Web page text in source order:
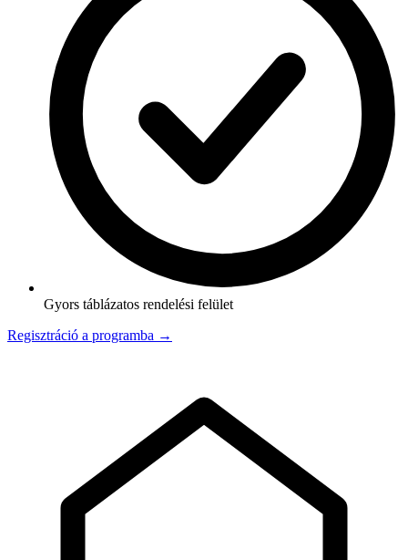
Gyors táblázatos rendelési felület
Regisztráció a programba →